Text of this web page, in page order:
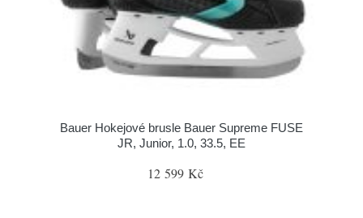
Bauer Hokejové brusle Bauer Supreme FUSE
JR, Junior, 1.0, 33.5, EE
12 599 Kč